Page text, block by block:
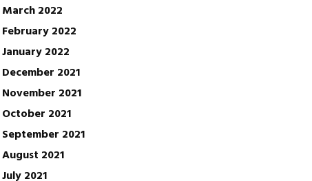
March 2022
February 2022
January 2022
December 2021
November 2021
October 2021
September 2021
August 2021
July 2021